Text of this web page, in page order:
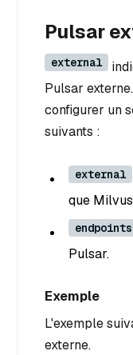
Pulsar
external
Pulsar
configurer un
suivants :
external
que
endpoints
Pulsar.
Exemple
L'exemple
externe.